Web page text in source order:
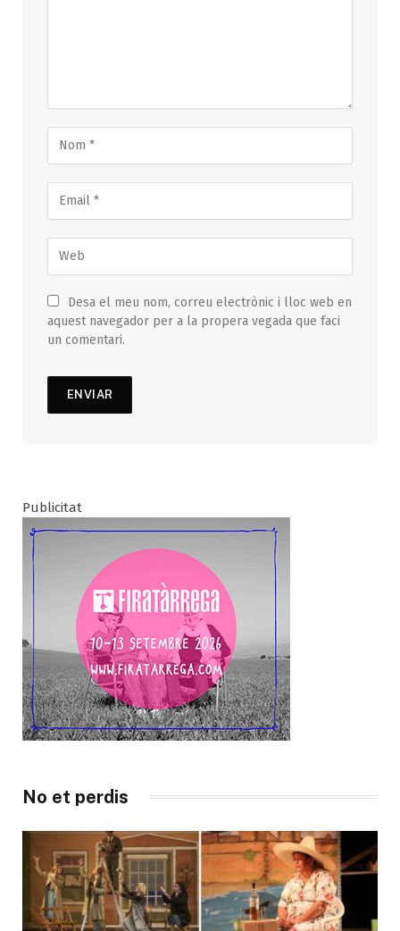
Desa el meu nom, correu electrònic i lloc web en
aquest navegador per a la propera vegada que faci
un comentari.
Publicitat
No et perdis